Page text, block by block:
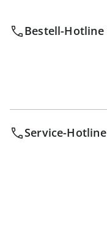
Bestell-Hotline
Service-Hotline